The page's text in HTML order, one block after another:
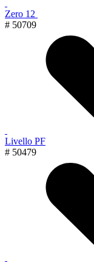
Zero 12
# 50709
Livello PF
# 50479